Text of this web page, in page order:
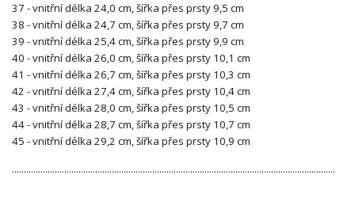
37 - vnitřní délka 24,0 cm, šířka přes prsty 9,5 cm
38 - vnitřní délka 24,7 cm, šířka přes prsty 9,7 cm
39 - vnitřní délka 25,4 cm, šířka přes prsty 9,9 cm
40 - vnitřní délka 26,0 cm, šířka přes prsty 10,1 cm
41 - vnitřní délka 26,7 cm, šířka přes prsty 10,3 cm
42 - vnitřní délka 27,4 cm, šířka přes prsty 10,4 cm
43 - vnitřní délka 28,0 cm, šířka přes prsty 10,5 cm
44 - vnitřní délka 28,7 cm, šířka přes prsty 10,7 cm
45 - vnitřní délka 29,2 cm, šířka přes prsty 10,9 cm
........................................................................................................................................